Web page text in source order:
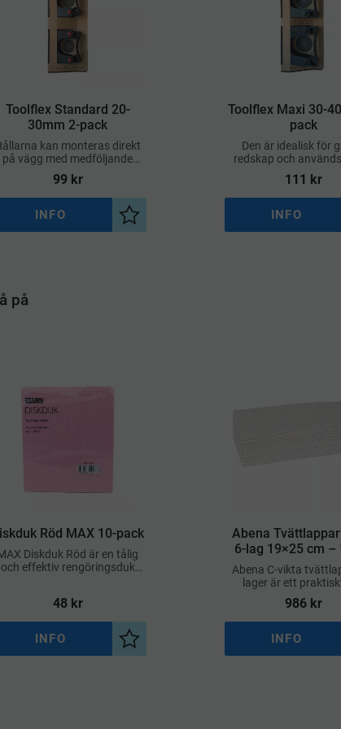
Toolflex Standard 20-
30mm 2-pack
kan monteras direkt
på vägg med medföljande
och plugg eller användas
tillsammans med Toolflex
Original aluminiumskena
(köpes separat).
99kr
Lägg till i önskelista
INFO
Toolflex Maxi 30-
pack
Den är idealisk för
redskap och
garage, förråd,
och andra
miljöer där stabil och
förvaring
111 kr
INFO
på
Röd MAX 10-pack
Diskduk Röd är en tålig
och effektiv rengöringsduk
hygienkrav
48kr
Lägg till i önskelista
INFO
​Abena
6-lag 19×25 cm –
pack
Abena C-vikta
lager är ett
hygieniskt alternativ
kroppsvård inom vård,
och hemvård
986 kr
INFO